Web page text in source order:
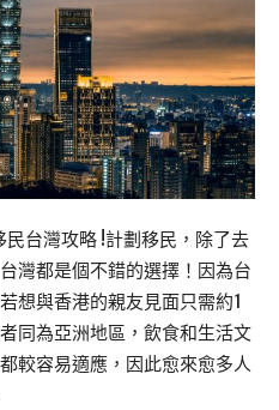
台灣攻略 !計劃移民，除了去
灣都是個不錯的選擇！因為台
想與香港的親友見面只需約1
同為亞洲地區，飲食和生活文
較容易適應，因此愈來愈多人